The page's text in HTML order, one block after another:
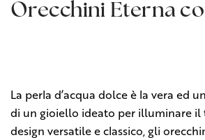
Orecchini Eterna
La perla d’acqua dolce è la vera ed
di un gioiello ideato per illuminare il
design versatile e classico, gli